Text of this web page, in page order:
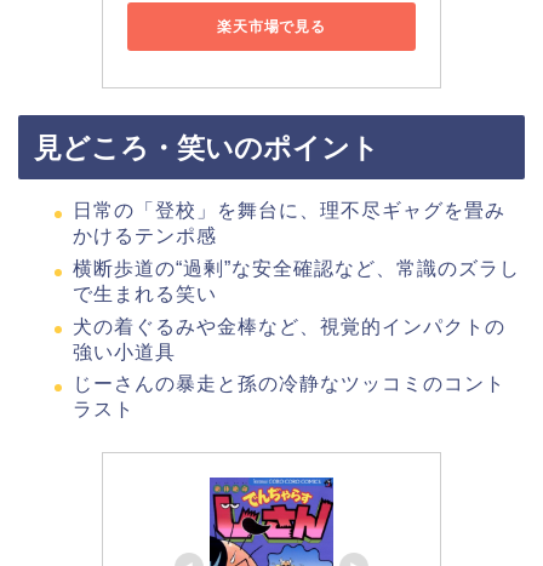
楽天市場で見る
見どころ・笑いのポイント
日常の「登校」を舞台に、理不尽ギャグを畳み
かけるテンポ感
横断歩道の“過剰”な安全確認など、常識のズラし
で生まれる笑い
犬の着ぐるみや金棒など、視覚的インパクトの
強い小道具
じーさんの暴走と孫の冷静なツッコミのコント
ラスト